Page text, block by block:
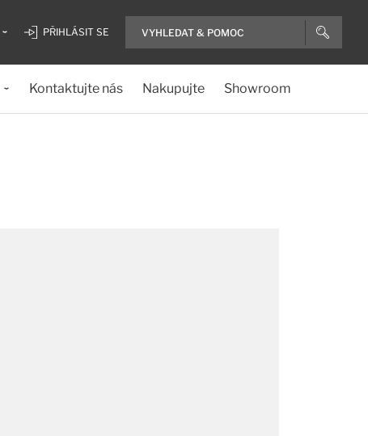
PŘIHLÁSIT SE
Kontaktujte nás Nakupujte Showroom